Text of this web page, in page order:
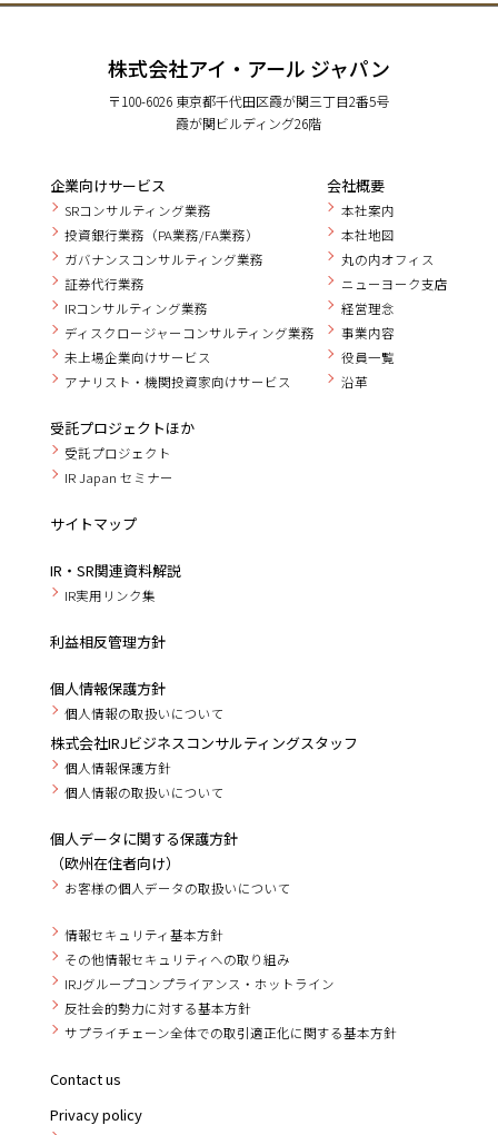
株式会社アイ・アール ジャパン
〒100-6026 東京都千代田区霞が関三丁目2番5号
霞が関ビルディング26階
企業向けサービス
SRコンサルティング業務
投資銀行業務（PA業務/FA業務）
ガバナンスコンサルティング業務
証券代行業務
IRコンサルティング業務
ディスクロージャーコンサルティング業務
未上場企業向けサービス
アナリスト・機関投資家向けサービス
受託プロジェクトほか
受託プロジェクト
IR Japan セミナー
会社概要
本社案内
本社地図
丸の内オフィス
ニューヨーク支店
経営理念
事業内容
役員一覧
沿革
サイトマップ
IR・SR関連資料解説
IR実用リンク集
利益相反管理方針
個人情報保護方針
個人情報の取扱いについて
株式会社IRJビジネスコンサルティングスタッフ
個人情報保護方針
個人情報の取扱いについて
個人データに関する保護方針
（欧州在住者向け）
お客様の個人データの取扱いについて
情報セキュリティ基本方針
その他情報セキュリティへの取り組み
IRJグループコンプライアンス・ホットライン
反社会的勢力に対する基本方針
サプライチェーン全体での取引適正化に関する基本方針
Contact us
Privacy policy